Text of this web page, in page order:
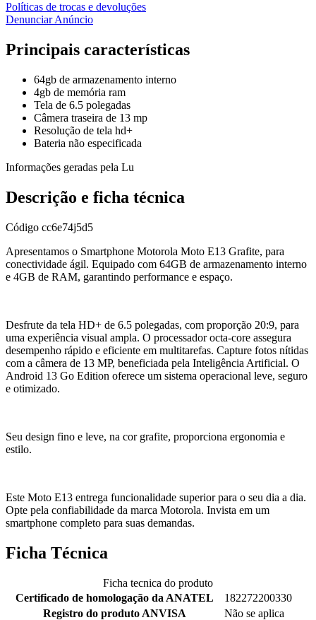
Políticas de trocas e devoluções
Denunciar Anúncio
Principais características
64gb de armazenamento interno
4gb de memória ram
Tela de 6.5 polegadas
Câmera traseira de 13 mp
Resolução de tela hd+
Bateria não especificada
Informações geradas pela Lu
Descrição e ficha técnica
Código cc6e74j5d5
Apresentamos o Smartphone Motorola Moto E13 Grafite, para
conectividade ágil. Equipado com 64GB de armazenamento interno
e 4GB de RAM, garantindo performance e espaço.
Desfrute da tela HD+ de 6.5 polegadas, com proporção 20:9, para
uma experiência visual ampla. O processador octa-core assegura
desempenho rápido e eficiente em multitarefas. Capture fotos nítidas
com a câmera de 13 MP, beneficiada pela Inteligência Artificial. O
Android 13 Go Edition oferece um sistema operacional leve, seguro
e otimizado.
Seu design fino e leve, na cor grafite, proporciona ergonomia e
estilo.
Este Moto E13 entrega funcionalidade superior para o seu dia a dia.
Opte pela confiabilidade da marca Motorola. Invista em um
smartphone completo para suas demandas.
Ficha Técnica
Ficha tecnica do produto
Certificado de homologação da ANATEL
182272200330
Registro do produto ANVISA
Não se aplica